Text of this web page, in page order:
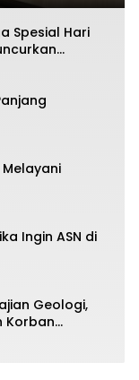
Spesial Hari
Golden Ube
Ingin ASN di
Geologi,
Korban